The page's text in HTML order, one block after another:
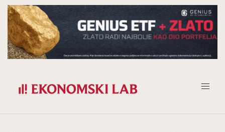
Prijeđi
na
sadržaj